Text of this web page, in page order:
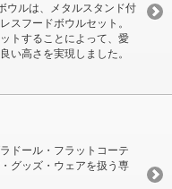
ウルは、メタルスタンド付
スフードボウルセット。
トすることによって、愛
い高さを実現しました。
ドール・フラットコーテ
グッズ・ウェアを扱う専